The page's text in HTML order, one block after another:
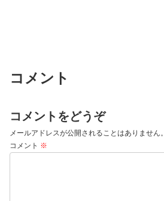
コメント
コメントをどうぞ
メールアドレスが公開されることはありません。
コメント ※